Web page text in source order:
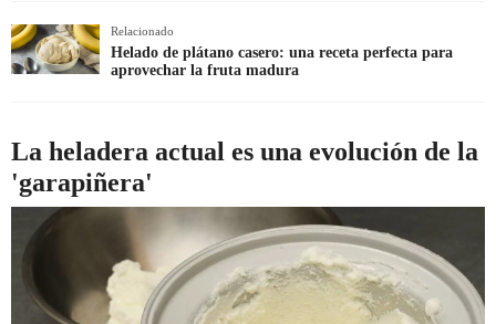
Relacionado
Helado de plátano casero: una receta perfecta para
aprovechar la fruta madura
La heladera actual es una evolución de la
'garapiñera'